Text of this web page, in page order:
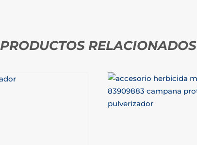
PRODUCTOS RELACIONADOS